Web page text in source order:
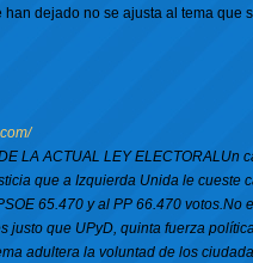
dejado no se ajusta al tema
LA ACTUAL LEY
que a Izquierda Unida le
65.470 y al PP 66.470
justo que UPyD, quinta fuerza
adultera la voluntad de los